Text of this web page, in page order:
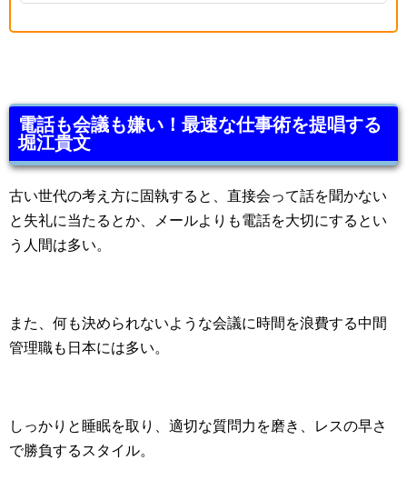
電話も会議も嫌い！最速な仕事術を提唱する
堀江貴文
古い世代の考え方に固執すると、直接会って話を聞かない
と失礼に当たるとか、メールよりも電話を大切にするとい
う人間は多い。
また、何も決められないような会議に時間を浪費する中間
管理職も日本には多い。
しっかりと睡眠を取り、適切な質問力を磨き、レスの早さ
で勝負するスタイル。